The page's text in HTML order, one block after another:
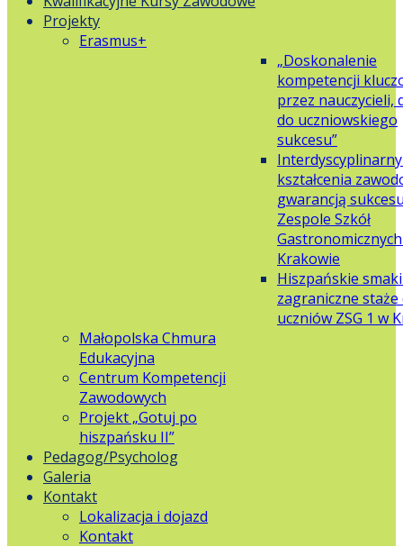
Projekty
Erasmus+
„Doskonalenie
kompetencji
przez nauczycieli,
do uczniowskiego
sukcesu”
kształcenia
gwarancją
Zespole Szkół
Krakowie
Hiszpańskie
zagraniczne staże
uczniów ZSG 1 w
Małopolska Chmura
Edukacyjna
Centrum Kompetencji
Zawodowych
Projekt „Gotuj po
hiszpańsku II”
Pedagog/Psycholog
Galeria
Kontakt
Lokalizacja i dojazd
Kontakt